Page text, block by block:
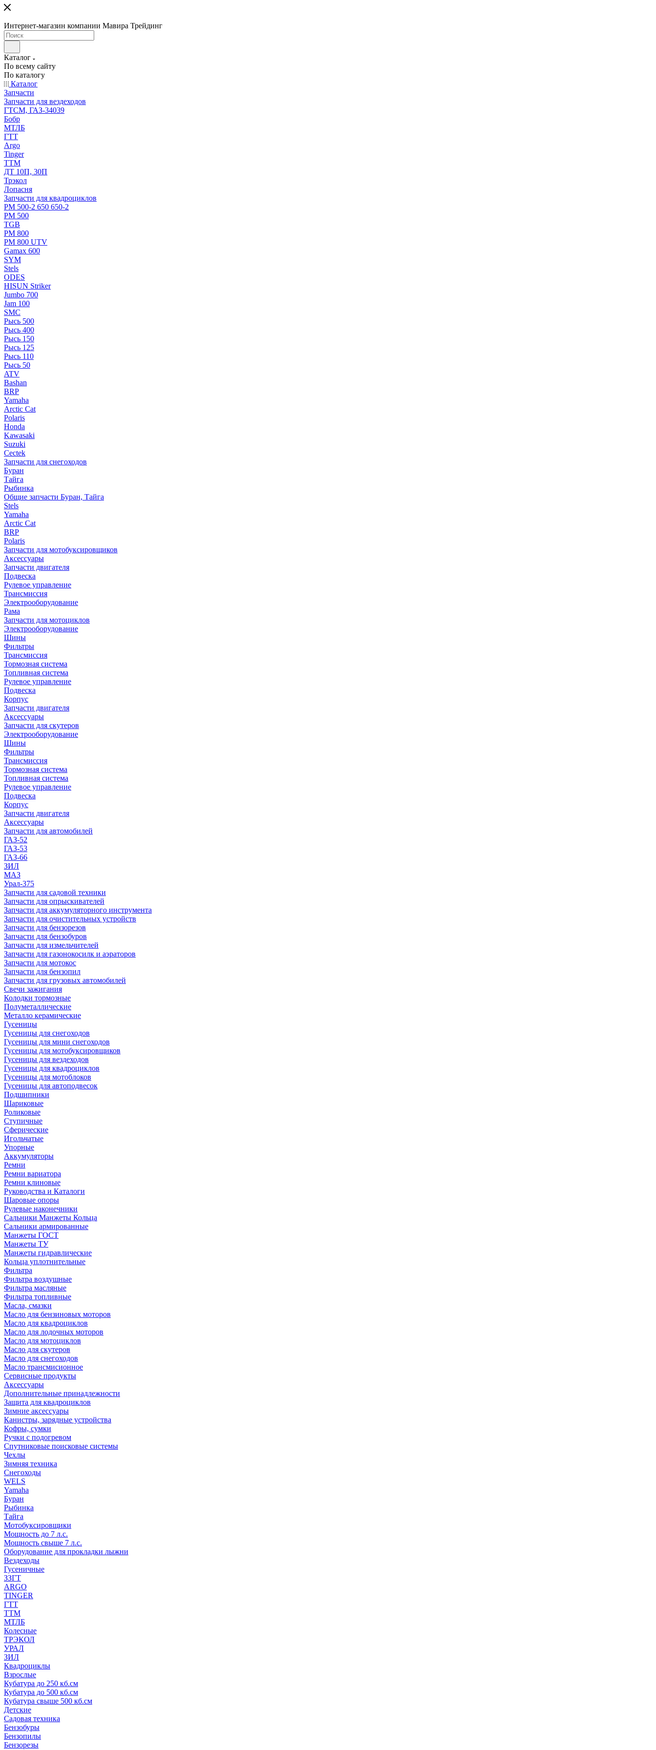
Интернет-магазин компании Мавира Трейдинг
Каталог
По всему сайту
По каталогу
Каталог
Запчасти
Запчасти для вездеходов
ГТСМ, ГАЗ-34039
Бобр
МТЛБ
ГТТ
Argo
Tinger
ТТМ
ДТ 10П, 30П
Трэкол
Лопасня
Запчасти для квадроциклов
РМ 500-2 650 650-2
РМ 500
TGB
РМ 800
РМ 800 UTV
Gamax 600
SYM
Stels
ОDЕS
HISUN Striker
Jumbo 700
Jam 100
SMC
Рысь 500
Рысь 400
Рысь 150
Рысь 125
Рысь 110
Рысь 50
ATV
Bashan
BRP
Yamaha
Arctic Cat
Polaris
Honda
Kawasaki
Suzuki
Cectek
Запчасти для снегоходов
Буран
Тайга
Рыбинка
Общие запчасти Буран, Тайга
Stels
Yamaha
Arctic Cat
BRP
Polaris
Запчасти для мотобуксировщиков
Аксессуары
Запчасти двигателя
Подвеска
Рулевое управление
Трансмиссия
Электрооборудование
Рама
Запчасти для мотоциклов
Электрооборудование
Шины
Фильтры
Трансмиссия
Тормозная система
Топливная система
Рулевое управление
Подвеска
Корпус
Запчасти двигателя
Аксессуары
Запчасти для скутеров
Электрооборудование
Шины
Фильтры
Трансмиссия
Тормозная система
Топливная система
Рулевое управление
Подвеска
Корпус
Запчасти двигателя
Аксессуары
Запчасти для автомобилей
ГАЗ-52
ГАЗ-53
ГАЗ-66
ЗИЛ
МАЗ
Урал-375
Запчасти для садовой техники
Запчасти для опрыскивателей
Запчасти для аккумуляторного инструмента
Запчасти для очистительных устройств
Запчасти для бензорезов
Запчасти для бензобуров
Запчасти для измельчителей
Запчасти для газонокосилк и аэраторов
Запчасти для мотокос
Запчасти для бензопил
Запчасти для грузовых автомобилей
Свечи зажигания
Колодки тормозные
Полуметаллические
Металло керамические
Гусеницы
Гусеницы для снегоходов
Гусеницы для мини снегоходов
Гусеницы для мотобуксировщиков
Гусеницы для вездеходов
Гусеницы для квадроциклов
Гусеницы для мотоблоков
Гусеницы для автоподвесок
Подшипники
Шариковые
Роликовые
Ступичные
Сферические
Игольчатые
Упорные
Аккумуляторы
Ремни
Ремни вариатора
Ремни клиновые
Руководства и Каталоги
Шаровые опоры
Рулевые наконечники
Сальники Манжеты Кольца
Сальники армированные
Манжеты ГОСТ
Манжеты ТУ
Манжеты гидравлические
Кольца уплотнительные
Фильтра
Фильтра воздушные
Фильтра масляные
Фильтра топливные
Масла, смазки
Масло для бензиновых моторов
Масло для квадроциклов
Масло для лодочных моторов
Масло для мотоциклов
Масло для скутеров
Масло для снегоходов
Масло трансмисионное
Сервисные продукты
Аксессуары
Дополнительные принадлежности
Защита для квадроциклов
Зимние аксессуары
Канистры, зарядные устройства
Кофры, сумки
Ручки с подогревом
Спутниковые поисковые системы
Чехлы
Зимняя техника
Снегоходы
WELS
Yamaha
Буран
Рыбинка
Тайга
Мотобуксировщики
Мощность до 7 л.с.
Мощность свыше 7 л.с.
Оборудование для прокладки лыжни
Вездеходы
Гусеничные
ЗЗГТ
ARGO
TINGER
ГТТ
ТТМ
МТЛБ
Колесные
ТРЭКОЛ
УРАЛ
ЗИЛ
Квадроциклы
Взрослые
Кубатура до 250 кб.см
Кубатура до 500 кб.см
Кубатура свыше 500 кб.см
Детские
Садовая техника
Бензобуры
Бензопилы
Бензорезы